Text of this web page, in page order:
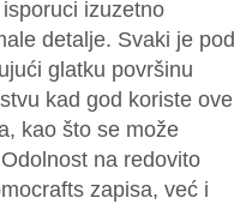
izuzetno
detalje. Svaki je pod
glatku površinu
kad god koriste ove
kao što se može
na redovito
zapisa, već i